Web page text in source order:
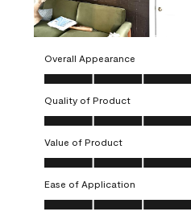
Overall Appearance
Overall Appearance, 5.0 out of 5
Quality of Product
Quality of Product, 5.0 out of 5
Value of Product
Value of Product, 5.0 out of 5
Ease of Application
Ease of Application, 4.0 out of 5